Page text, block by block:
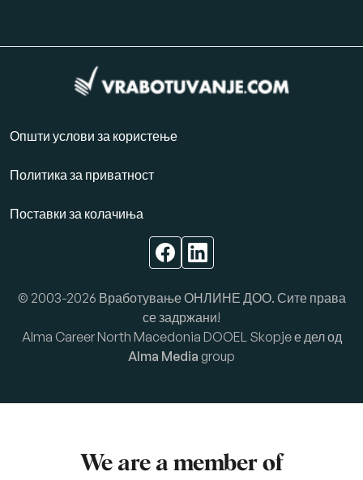
Општи услови за користење
Политика за приватност
Поставки за колачиња
© 2003-2026 Вработување ОНЛИНЕ ДОО. Сите права
се задржани!
Alma Career North Macedonia DOOEL Skopje е дел од
Alma Media group
We are a member of